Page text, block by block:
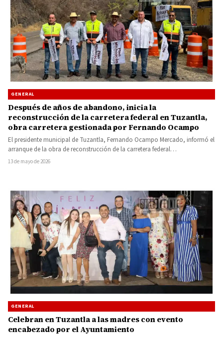
GENERAL
Después de años de abandono, inicia la
reconstrucción de la carretera federal en Tuzantla,
obra carretera gestionada por Fernando Ocampo
El presidente municipal de Tuzantla, Fernando Ocampo Mercado, informó el
arranque de la obra de reconstrucción de la carretera federal…
13 de mayo de 2026
GENERAL
Celebran en Tuzantla a las madres con evento
encabezado por el Ayuntamiento